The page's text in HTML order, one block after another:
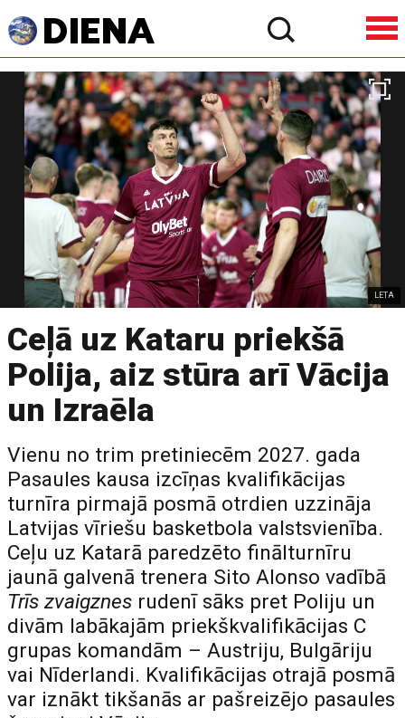
LETA
Ceļā uz Kataru priekšā
Polija, aiz stūra arī Vācija
un Izraēla
Vienu no trim pretiniecēm 2027. gada
Pasaules kausa izcīņas kvalifikācijas
turnīra pirmajā posmā otrdien uzzināja
Latvijas vīriešu basketbola valstsvienība.
Ceļu uz Katarā paredzēto finālturnīru
jaunā galvenā trenera Sito Alonso vadībā
Trīs zvaigznes rudenī sāks pret Poliju un
divām labākajām priekškvalifikācijas C
grupas komandām – Austriju, Bulgāriju
vai Nīderlandi. Kvalifikācijas otrajā posmā
var iznākt tikšanās ar pašreizējo pasaules